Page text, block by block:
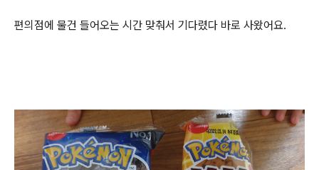
편의점에 물건 들어오는 시간 맞춰서 기다렸다 바로 사왔어요.